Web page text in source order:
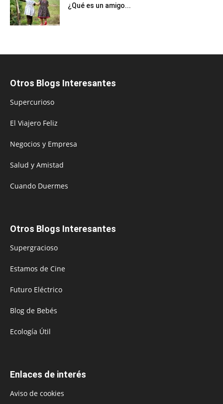
¿Qué es un amigo...
Otros Blogs Interesantes
Supercurioso
El Viajero Feliz
Negocios y Empresa
Salud y Amistad
Cuando Duermes
Otros Blogs Interesantes
Supergracioso
Estamos de Cine
Futuro Eléctrico
Blog de Bebés
Ecología Útil
Enlaces de interés
Aviso de cookies